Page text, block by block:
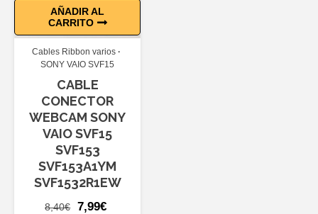
AÑADIR AL
CARRITO
Cables Ribbon varios
SONY VAIO SVF15
CABLE
CONECTOR
WEBCAM SONY
VAIO SVF15
SVF153
SVF153A1YM
SVF1532R1EW
8,40€
El
7,99€